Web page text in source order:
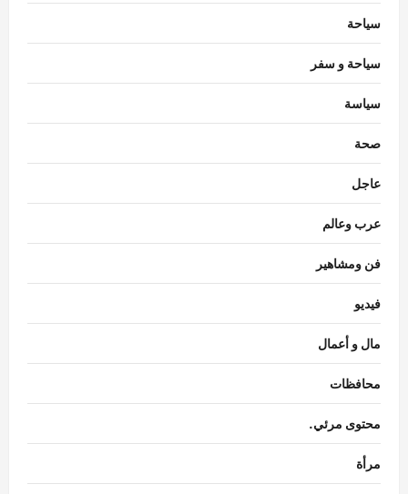
سياحة
سياحة و سفر
سياسة
صحة
عاجل
عرب وعالم
فن ومشاهير
فيديو
مال و أعمال
محافظات
محتوى مرئي.
مرأة
3
4
5